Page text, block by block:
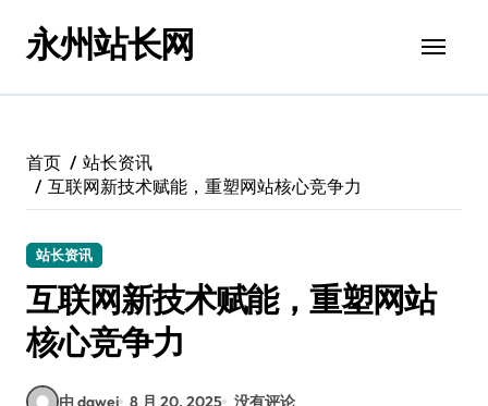
永州站长网
首页
站长资讯
互联网新技术赋能，重塑网站核心竞争力
站长资讯
互联网新技术赋能，重塑网站
核心竞争力
由 dawei 8 月 20, 2025 没有评论